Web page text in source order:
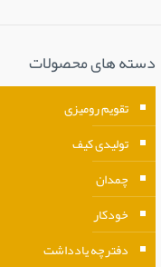
دسته های محصولات
تقویم رومیزی
تولیدی کیف
چمدان
خودکار
دفترچه یادداشت